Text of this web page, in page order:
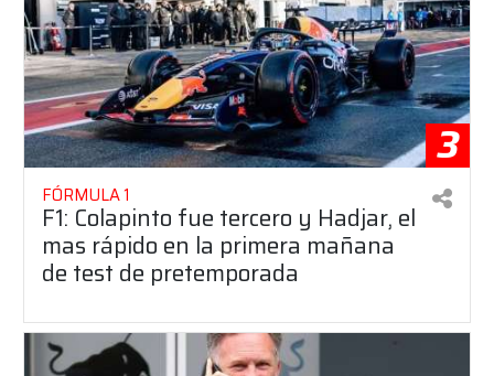
3
FÓRMULA 1
F1: Colapinto fue tercero y Hadjar, el
mas rápido en la primera mañana
de test de pretemporada